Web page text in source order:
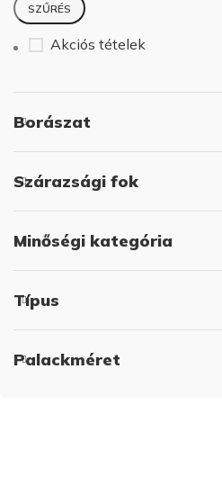
SZŰRÉS
Akciós tételek
Borászat
Szárazsági fok
Minőségi kategória
Típus
Palackméret